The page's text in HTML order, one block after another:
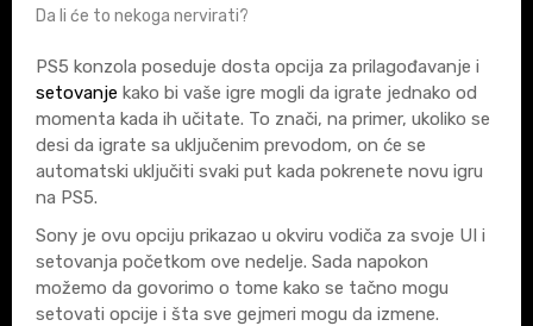
Da li će to nekoga nervirati?
PS5 konzola poseduje dosta opcija za prilagođavanje i
setovanje kako bi vaše igre mogli da igrate jednako od
momenta kada ih učitate. To znači, na primer, ukoliko se
desi da igrate sa uključenim prevodom, on će se
automatski uključiti svaki put kada pokrenete novu igru
na PS5.
Sony je ovu opciju prikazao u okviru vodiča za svoje UI i
setovanja početkom ove nedelje. Sada napokon
možemo da govorimo o tome kako se tačno mogu
setovati opcije i šta sve gejmeri mogu da izmene.